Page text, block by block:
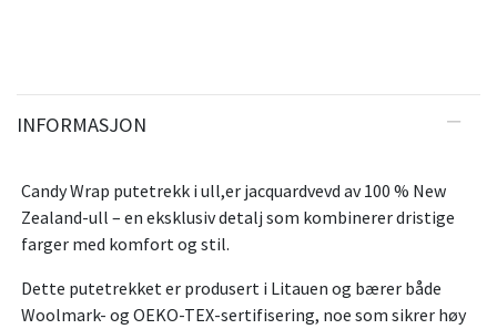
INFORMASJON
Candy Wrap putetrekk i ull,er jacquardvevd av 100 % New
Zealand-ull – en eksklusiv detalj som kombinerer dristige
farger med komfort og stil.
Dette putetrekket er produsert i Litauen og bærer både
Woolmark- og OEKO-TEX-sertifisering, noe som sikrer høy